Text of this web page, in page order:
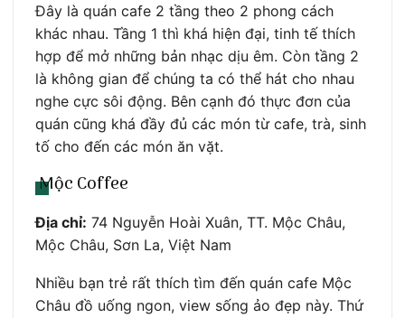
Đây là quán cafe 2 tầng theo 2 phong cách
khác nhau. Tầng 1 thì khá hiện đại, tinh tế thích
hợp để mở những bản nhạc dịu êm. Còn tầng 2
là không gian để chúng ta có thể hát cho nhau
nghe cực sôi động. Bên cạnh đó thực đơn của
quán cũng khá đầy đủ các món từ cafe, trà, sinh
tố cho đến các món ăn vặt.
Mộc Coffee
Địa chỉ: 74 Nguyễn Hoài Xuân, TT. Mộc Châu,
Mộc Châu, Sơn La, Việt Nam
Nhiều bạn trẻ rất thích tìm đến quán cafe Mộc
Châu đồ uống ngon, view sống ảo đẹp này. Thứ